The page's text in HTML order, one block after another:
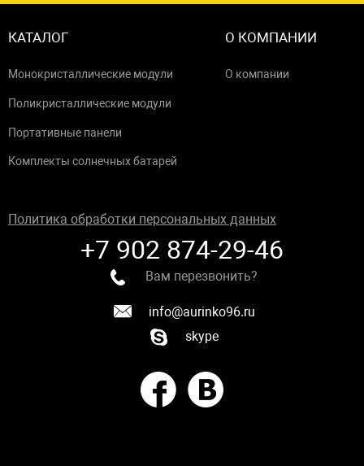
КАТАЛОГ
Монокристаллические модули
Поликристаллические модули
Портативные панели
Комплекты солнечных батарей
О КОМПАНИИ
О компании
Политика обработки персональных данных
+7 902 874-29-46
Вам перезвонить?
info@aurinko96.ru
skype